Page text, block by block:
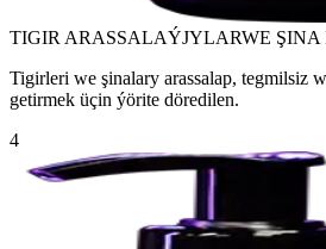
TIGIR ARASSALAÝJYLARWE ŞINA
Tigirleri we şinalary arassalap, tegmilsiz
getirmek üçin ýörite döredilen.
4